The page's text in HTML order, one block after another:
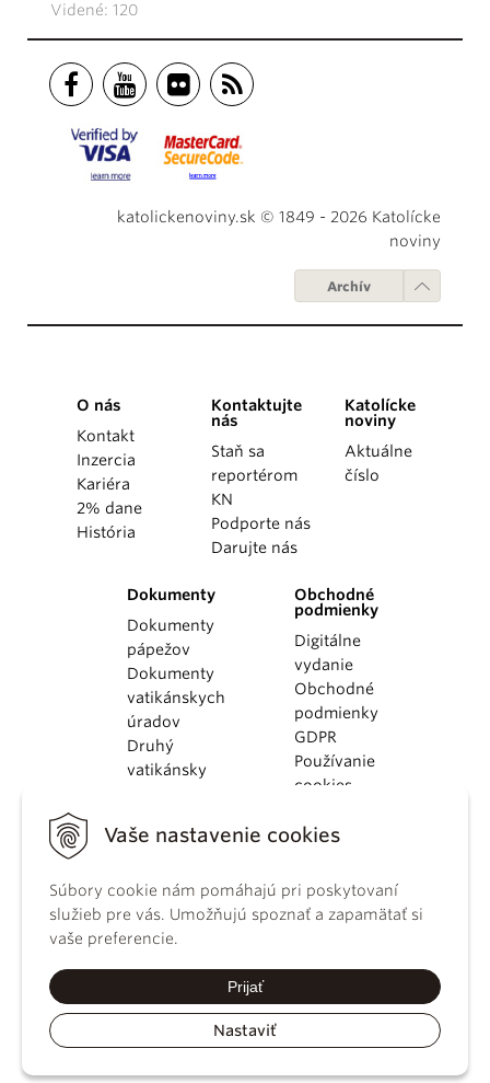
Vaše nastavenie cookies
Súbory cookie nám pomáhajú pri poskytovaní
služieb pre vás. Umožňujú spoznať a zapamätať si
vaše preferencie.
Prijať
Nastaviť
Videné: 120
katolickenoviny.sk © 1849 - 2026 Katolícke
noviny
Archív
O nás
Kontakt
Inzercia
Kariéra
2% dane
História
Kontaktujte
nás
Staň sa
reportérom
KN
Podporte nás
Darujte nás
Katolícke
noviny
Aktuálne
číslo
Dokumenty
Dokumenty
pápežov
Dokumenty
vatikánskych
úradov
Druhý
vatikánsky
KBS
kánonického
práva
Katechizmus
Obchodné
podmienky
Digitálne
vydanie
Obchodné
podmienky
GDPR
Používanie
cookies